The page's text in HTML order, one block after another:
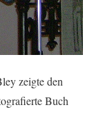
zeigte den
Buch